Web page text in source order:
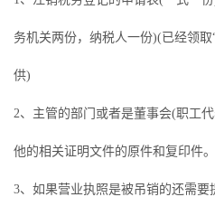
务机关两份，纳税人一份)(已经领
供)
2、主管的部门或者是董事会(职工
他的相关证明文件的原件和复印件。
3、如果营业执照是被吊销的还需